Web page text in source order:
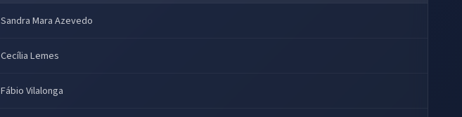
Sandra Mara Azevedo
Cecília Lemes
Fábio Vilalonga